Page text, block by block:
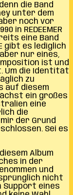
die Band
unter dem
aber noch vor
in REDEEMER
eine Band
gibt es lediglich
nur eines,
ist und
Um die Identität
zu
auf diesem
ein großes
eine
die
der Grund
Sei es
Album
in der
und
nicht
Support eines